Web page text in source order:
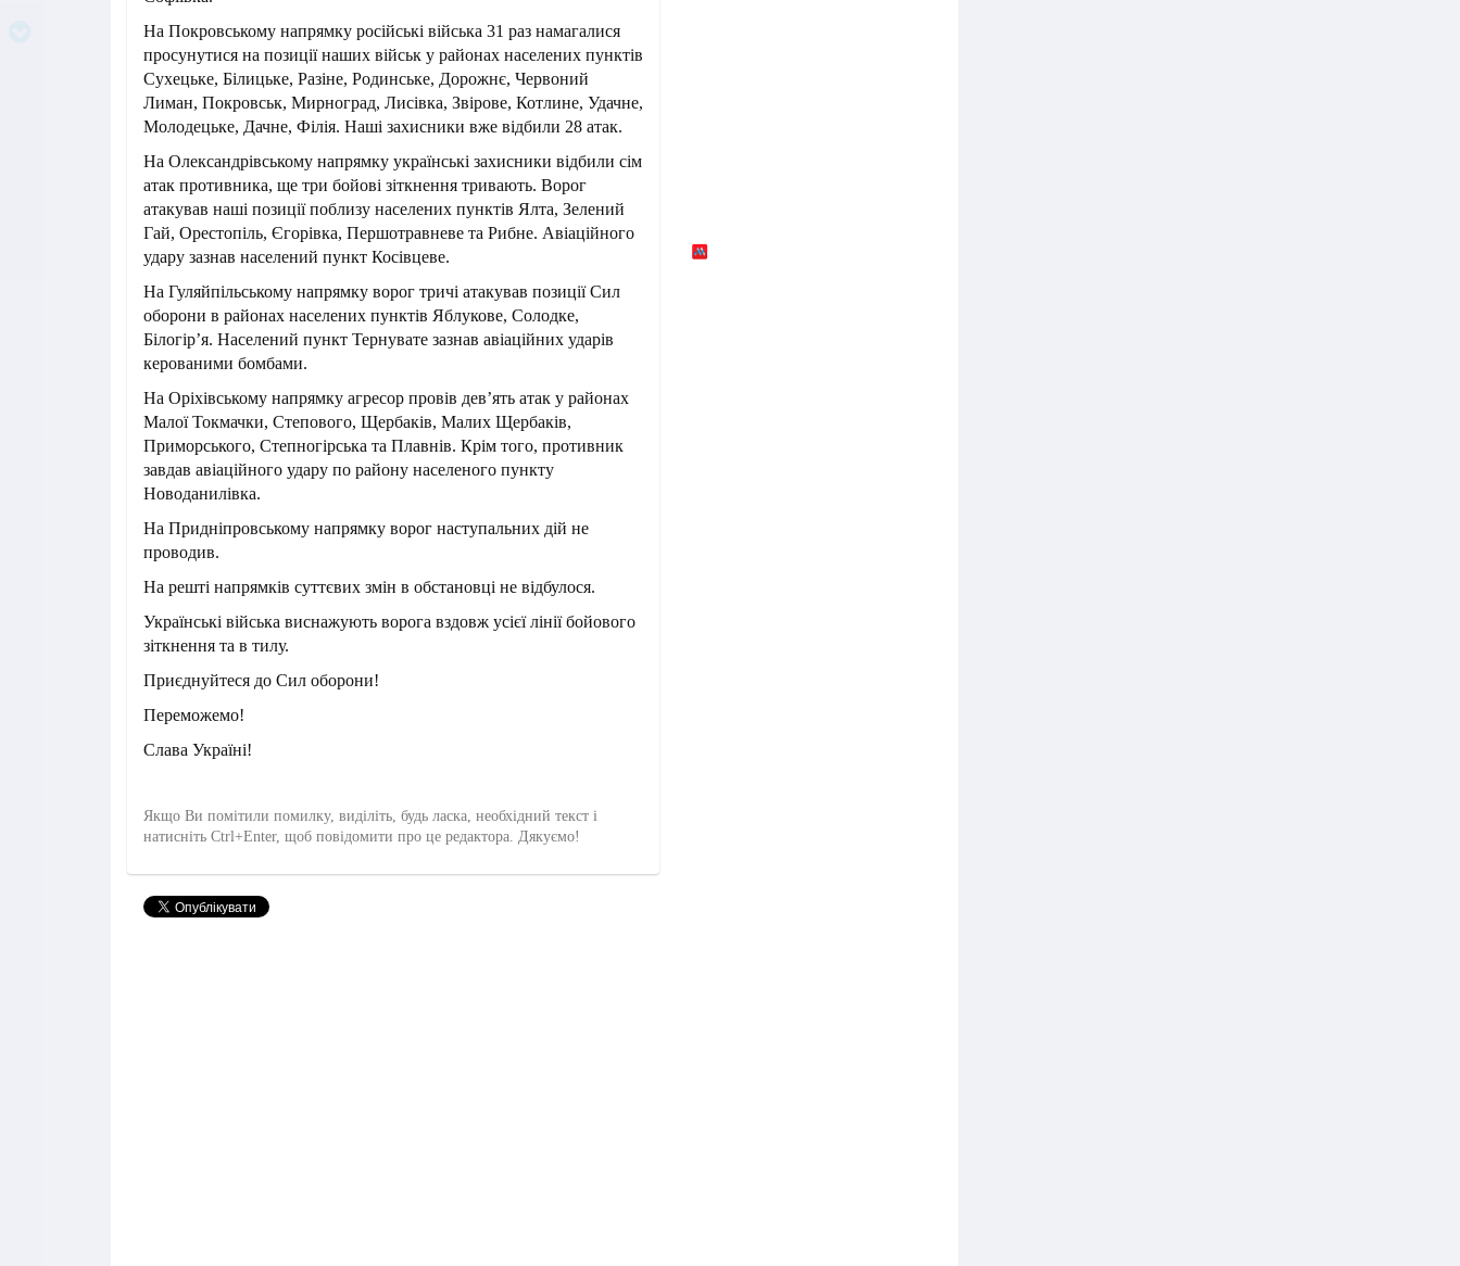
На Покровському напрямку російські війська 31 раз намагалися
просунутися на позиції наших військ у районах населених пунктів
Сухецьке, Білицьке, Разіне, Родинське, Дорожнє, Червоний
Лиман, Покровськ, Мирноград, Лисівка, Звірове, Котлине, Удачне,
Молодецьке, Дачне, Філія. Наші захисники вже відбили 28 атак.
На Олександрівському напрямку українські захисники відбили сім
атак противника, ще три бойові зіткнення тривають. Ворог
атакував наші позиції поблизу населених пунктів Ялта, Зелений
Гай, Орестопіль, Єгорівка, Першотравневе та Рибне. Авіаційного
удару зазнав населений пункт Косівцеве.
На Гуляйпільському напрямку ворог тричі атакував позиції Сил
оборони в районах населених пунктів Яблукове, Солодке,
Білогір’я. Населений пункт Тернувате зазнав авіаційних ударів
керованими бомбами.
На Оріхівському напрямку агресор провів дев’ять атак у районах
Малої Токмачки, Степового, Щербаків, Малих Щербаків,
Приморського, Степногірська та Плавнів. Крім того, противник
завдав авіаційного удару по району населеного пункту
Новоданилівка.
На Придніпровському напрямку ворог наступальних дій не
проводив.
На решті напрямків суттєвих змін в обстановці не відбулося.
Українські війська виснажують ворога вздовж усієї лінії бойового
зіткнення та в тилу.
Приєднуйтеся до Сил оборони!
Переможемо!
Слава Україні!
Якщо Ви помітили помилку, виділіть, будь ласка, необхідний текст і
натисніть Ctrl+Enter, щоб повідомити про це редактора. Дякуємо!